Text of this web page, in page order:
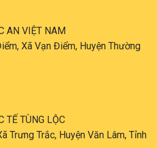
AN VIỆT NAM
Xã Vạn Điểm, Huyện Thường
TẾ TÙNG LỘC
Trưng Trắc, Huyện Văn Lâm, Tỉnh